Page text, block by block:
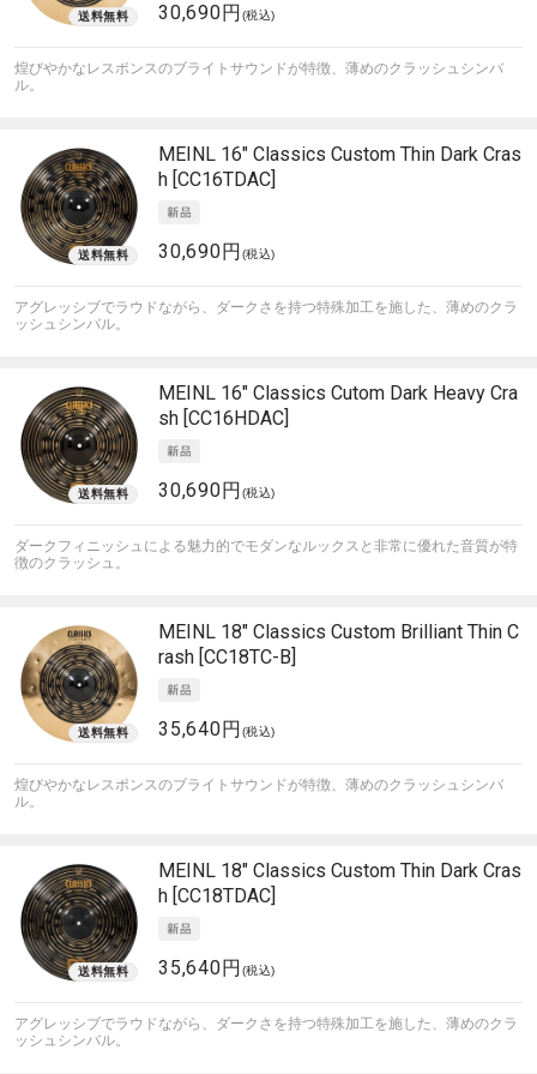
30,690円 (税込)
煌びやかなレスポンスのブライトサウンドが特徴、薄めのクラッシュシンバ
ル。
MEINL 16" Classics Custom Thin Dark Cras
h [CC16TDAC]
30,690円 (税込)
アグレッシブでラウドながら、ダークさを持つ特殊加工を施した、薄めのクラ
ッシュシンバル。
MEINL 16" Classics Cutom Dark Heavy Cra
sh [CC16HDAC]
30,690円 (税込)
ダークフィニッシュによる魅力的でモダンなルックスと非常に優れた音質が特
徴のクラッシュ。
MEINL 18" Classics Custom Brilliant Thin C
rash [CC18TC-B]
35,640円 (税込)
煌びやかなレスポンスのブライトサウンドが特徴、薄めのクラッシュシンバ
ル。
MEINL 18" Classics Custom Thin Dark Cras
h [CC18TDAC]
35,640円 (税込)
アグレッシブでラウドながら、ダークさを持つ特殊加工を施した、薄めのクラ
ッシュシンバル。